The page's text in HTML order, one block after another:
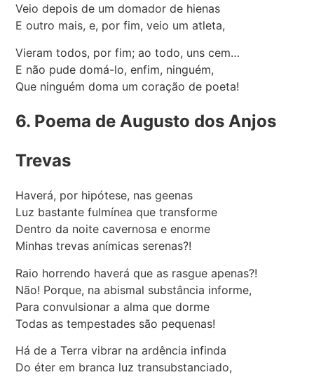
Veio depois de um domador de hienas
E outro mais, e, por fim, veio um atleta,
Vieram todos, por fim; ao todo, uns cem…
E não pude domá-lo, enfim, ninguém,
Que ninguém doma um coração de poeta!
6. Poema de Augusto dos Anjos
Trevas
Haverá, por hipótese, nas geenas
Luz bastante fulmínea que transforme
Dentro da noite cavernosa e enorme
Minhas trevas anímicas serenas?!
Raio horrendo haverá que as rasgue apenas?!
Não! Porque, na abismal substância informe,
Para convulsionar a alma que dorme
Todas as tempestades são pequenas!
Há de a Terra vibrar na ardência infinda
Do éter em branca luz transubstanciado,